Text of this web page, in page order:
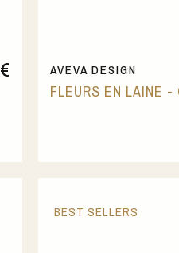
€ AVEVA DESIGN
FLEURS EN LAINE -
BEST SELLERS